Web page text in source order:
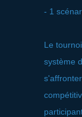
- 1
Le
système